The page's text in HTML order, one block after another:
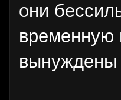
они
временную